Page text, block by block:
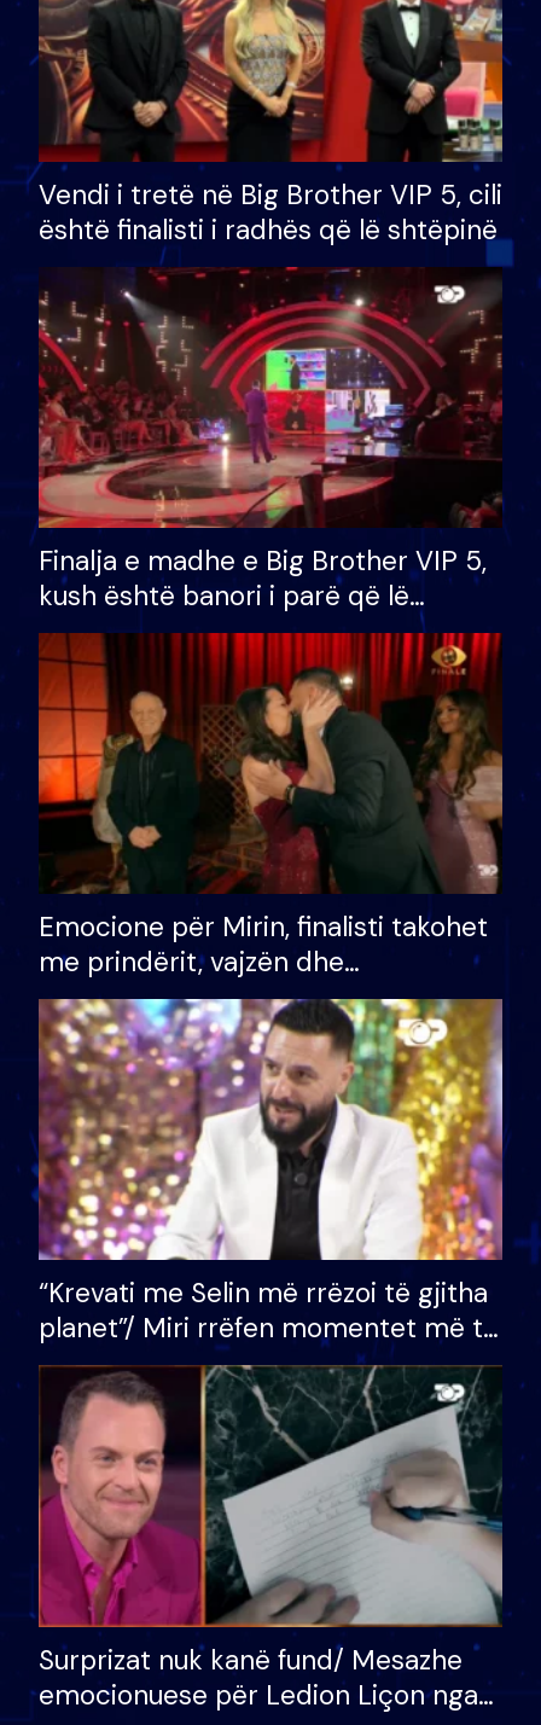
Vendi i tretë në Big Brother VIP 5, cili
është finalisti i radhës që lë shtëpinë
Finalja e madhe e Big Brother VIP 5,
kush është banori i parë që lë
shtëpinë dhe humb mundësinë për
të fituar çmimin e madh
Emocione për Mirin, finalisti takohet
me prindërit, vajzën dhe
bashkëshorten: S’kemi ndonjë letër
divorci apo jo?
“Krevati me Selin më rrëzoi të gjitha
planet”/ Miri rrëfen momentet më të
bukura në shtëpinë e BB VIP: Do më
mungojë zilja e mëngjesit kur…
Surprizat nuk kanë fund/ Mesazhe
emocionuese për Ledion Liçon nga